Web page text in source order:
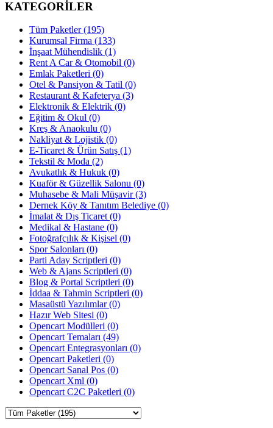
KATEGORİLER
Tüm Paketler (195)
Kurumsal Firma (133)
İnşaat Mühendislik (1)
Rent A Car & Otomobil (0)
Emlak Paketleri (0)
Otel & Pansiyon & Tatil (0)
Restaurant & Kafeterya (3)
Elektronik & Elektrik (0)
Eğitim & Okul (0)
Kreş & Anaokulu (0)
Nakliyat & Lojistik (0)
E-Ticaret & Ürün Satış (1)
Tekstil & Moda (2)
Avukatlık & Hukuk (0)
Kuaför & Güzellik Salonu (0)
Muhasebe & Mali Müşavir (3)
Dernek Köy & Tanıtım Belediye (0)
İmalat & Dış Ticaret (0)
Medikal & Hastane (0)
Fotoğrafçılık & Kişisel (0)
Spor Salonları (0)
Parti Aday Scriptleri (0)
Web & Ajans Scriptleri (0)
Blog & Portal Scriptleri (0)
İddaa & Tahmin Scriptleri (0)
Masaüstü Yazılımlar (0)
Hazır Web Sitesi (0)
Opencart Modülleri (0)
Opencart Temaları (49)
Opencart Entegrasyonları (0)
Opencart Paketleri (0)
Opencart Sanal Pos (0)
Opencart Xml (0)
Opencart C2C Paketleri (0)